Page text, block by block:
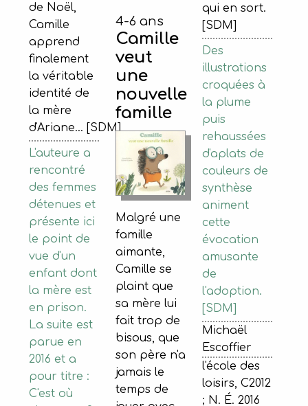
de Noël,
Camille
apprend
finalement
la véritable
identité de
la mère
d'Ariane... [SDM]
L'auteure a
rencontré
des femmes
détenues et
présente ici
le point de
vue d'un
enfant dont
la mère est
en prison.
La suite est
parue en
2016 et a
pour titre :
C'est où
qui en sort.
[SDM]
Des
illustrations
croquées à
la plume
puis
rehaussées
d'aplats de
couleurs de
synthèse
animent
cette
évocation
amusante
de
l'adoption.
[SDM]
Michaël
Escoffier
l'école des
loisirs, C2012
; N. É. 2016
4-6 ans
Camille
veut
une
nouvelle
famille
Malgré une
famille
aimante,
Camille se
plaint que
sa mère lui
fait trop de
bisous, que
son père n'a
jamais le
temps de